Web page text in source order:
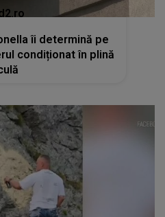
îi determină pe
condiționat în plină